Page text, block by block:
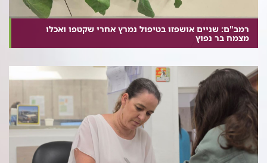
רמב"ם: שניים אושפזו בטיפול נמרץ אחרי שקטפו ואכלו
מצמח בר נפוץ